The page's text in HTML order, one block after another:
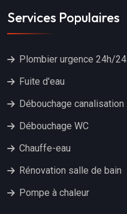
Services Populaires
Plombier urgence 24h/24
Fuite d'eau
Débouchage canalisation
Débouchage WC
Chauffe-eau
Rénovation salle de bain
Pompe à chaleur